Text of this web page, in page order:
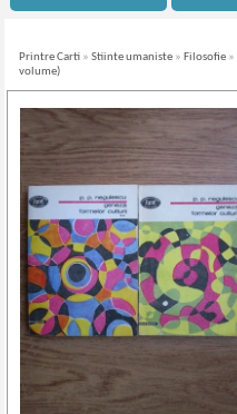
Printre Carti »Stiinte umaniste » Filosofie »
volume)